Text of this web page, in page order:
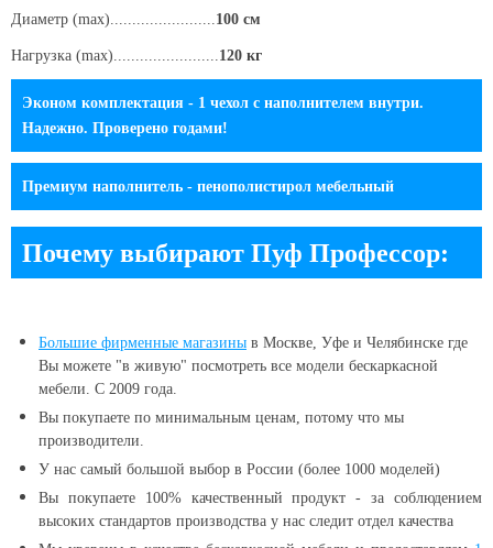
Диаметр (max)........................ 100 см
Нагрузка (max)........................ 120 кг
Эконом комплектация - 1 чехол с наполнителем внутри.
Надежно. Проверено годами!
Премиум наполнитель - пенополистирол мебельный
Почему выбирают Пуф Профессор:
Большие фирменные магазины в Москве, Уфе и Челябинске где
Вы можете "в живую" посмотреть все модели бескаркасной
мебели. С 2009 года.
Вы покупаете по минимальным ценам, потому что мы
производители.
У нас самый большой выбор в России (более 1000 моделей)
Вы покупаете 100% качественный продукт - за соблюдением
высоких стандартов производства у нас следит отдел качества